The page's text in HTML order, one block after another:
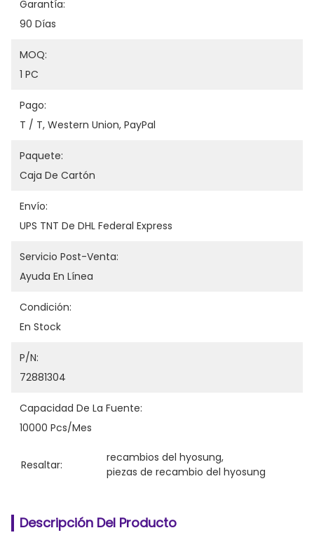
Garantía:
90 Días
MOQ:
1 PC
Pago:
T / T, Western Union, PayPal
Paquete:
Caja De Cartón
Envío:
UPS TNT De DHL Federal Express
Servicio Post-Venta:
Ayuda En Línea
Condición:
En Stock
P/N:
72881304
Capacidad De La Fuente:
10000 Pcs/mes
Resaltar:
recambios del hyosung,
piezas de recambio del hyosung
Descripción Del Producto